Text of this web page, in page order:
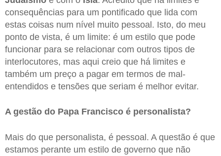
consequências para um pontificado que lida com
estas coisas num nível muito pessoal. Isto, do meu
ponto de vista, é um limite: é um estilo que pode
funcionar para se relacionar com outros tipos de
interlocutores, mas aqui creio que há limites e
também um preço a pagar em termos de mal-
entendidos e tensões que seriam é melhor evitar.
A gestão do Papa Francisco é personalista?
Mais do que personalista, é pessoal. A questão é que
estamos perante um estilo de governo que não